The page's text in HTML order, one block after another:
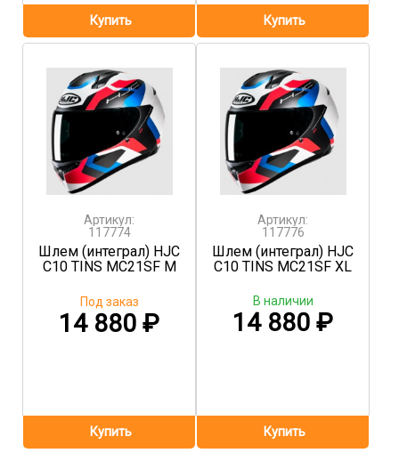
Артикул:
117774
Шлем (интеграл) HJC
C10 TINS MC21SF M
14 880 ₽
Под заказ
Артикул:
117776
Шлем (интеграл) HJC
C10 TINS MC21SF XL
14 880₽
В наличии